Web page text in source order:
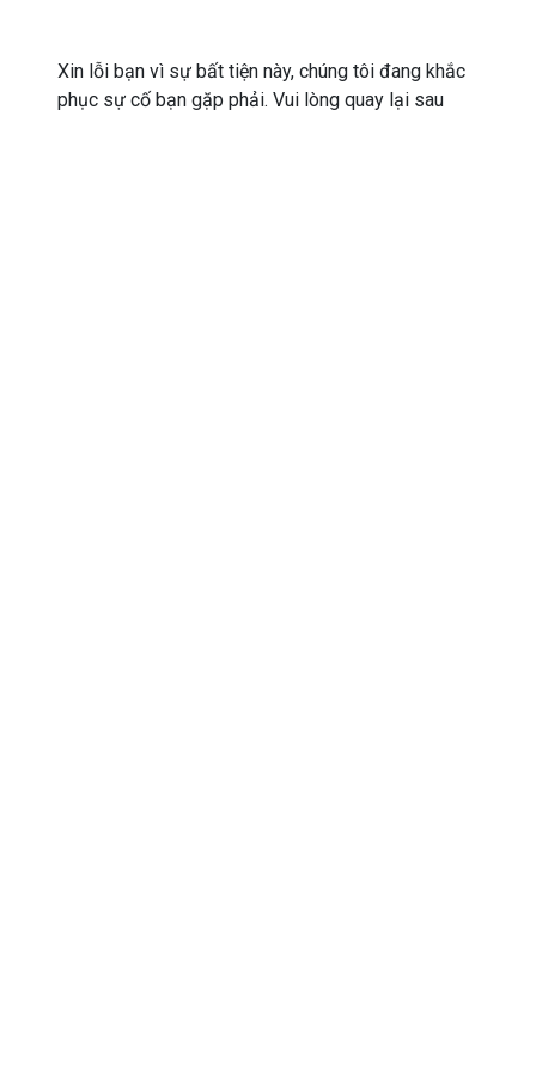
Xin lỗi bạn vì sự bất tiện này, chúng tôi đang khắc
phục sự cố bạn gặp phải. Vui lòng quay lại sau